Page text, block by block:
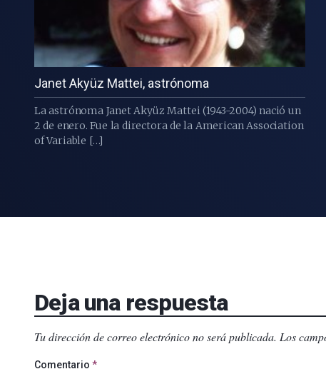
Janet Akyüz Mattei, astrónoma
La astrónoma Janet Akyüz Mattei (1943-2004) nació un
2 de enero. Fue la directora de la American Association
of Variable […]
Deja una respuesta
Tu dirección de correo electrónico no será publicada. Los
Comentario *